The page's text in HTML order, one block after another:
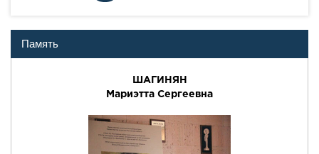
Память
ШАГИНЯН
Мариэтта Сергеевна